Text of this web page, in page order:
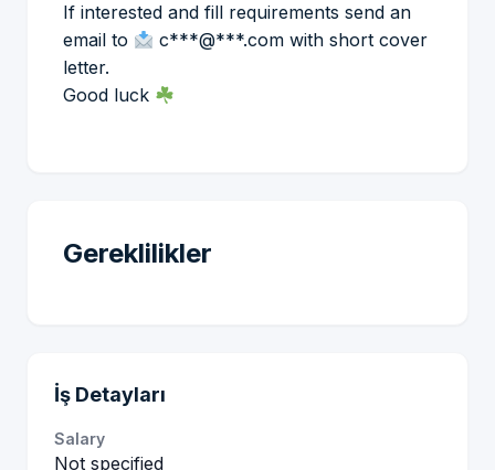
If interested and fill requirements send an
email to
c***@***.com with short cover
letter.
Good luck
Gereklilikler
İş Detayları
Salary
Not specified